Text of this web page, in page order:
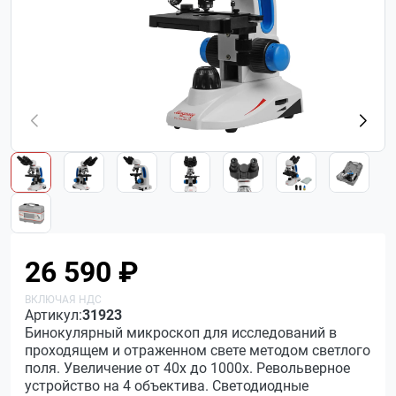
26 590 ₽
Артикул:31923
Бинокулярный микроскоп для исследований в
проходящем и отраженном свете методом светлого
поля. Увеличение от 40х до 1000х. Револьверное
устройство на 4 объектива. Светодиодные